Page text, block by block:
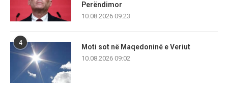
Perëndimor
10.08.2026 09:23
4
Moti sot në Maqedoninë e Veriut
10.08.2026 09:02